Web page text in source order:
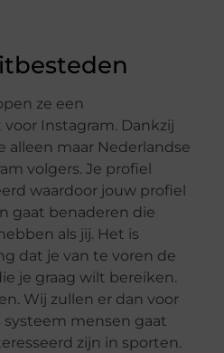
ze een
Instagram. Dankzij
alleen maar Nederlandse
volgers. Je profiel
waardoor jouw profiel
gaat benaderen die
als jij. Het is
dat je van te voren de
je graag wilt bereiken.
Wij zullen er dan voor
systeem mensen gaat
zijn in sporten.